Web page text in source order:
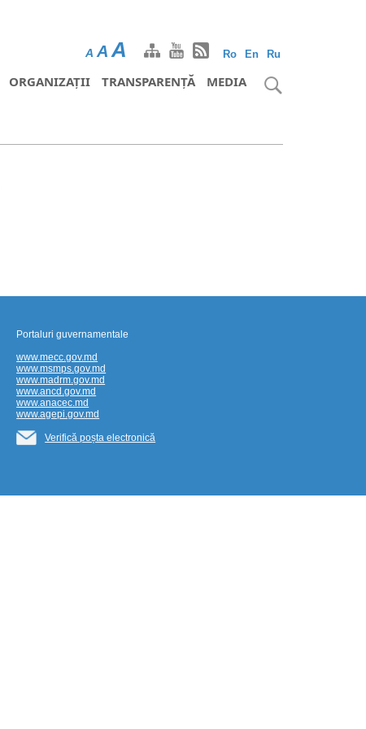
Ro En Ru
A A A
ORGANIZAȚII TRANSPARENȚĂ MEDIA
Portaluri guvernamentale
www.mecc.gov.md
www.msmps.gov.md
www.madrm.gov.md
www.ancd.gov.md
www.anacec.md
www.agepi.gov.md
Verifică poșta electronică